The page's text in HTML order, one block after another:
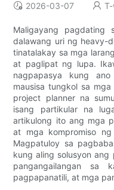
2026-03-07
Maligayang pagdating
dalawang uri ng heavy-
tinatalakay sa mga
at paglipat ng lupa.
nagpapasya kung
mausisa tungkol sa
project planner na
isang partikular na
artikulong ito ang mga
at mga kompromiso
Magpatuloy sa
kung aling solusyon
pangangailangan sa
pagpapanatili, at mga